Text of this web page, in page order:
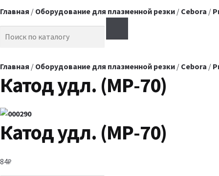
Главная / Оборудование для плазменной резки / Cebora /
Search for:
Главная / Оборудование для плазменной резки / Cebora /
Катод удл. (МР-70)
Катод удл. (МР-70)
84₽